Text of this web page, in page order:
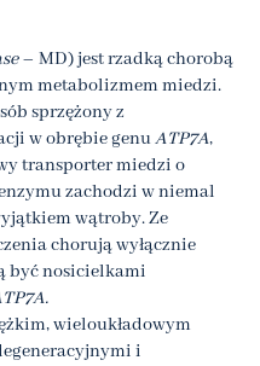
– MD) jest rzadką chorobą
metabolizmem miedzi.
sprzężony z
w obrębie genuATP7A,
transporter miedzi o
zachodzi w niemal
wątroby. Ze
chorują wyłącznie
być nosicielkami
wieloukładowym
i